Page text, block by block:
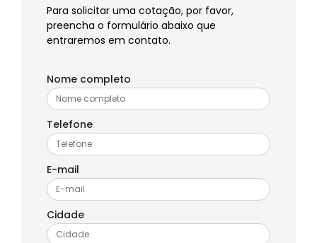
Para solicitar uma cotação, por favor,
preencha o formulário abaixo que
entraremos em contato.
Nome completo
Telefone
E-mail
Cidade